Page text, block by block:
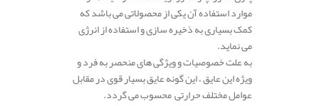
موارد استفاده آن یکی از محصولاتی می باشد که
کمک بسیاری به ذخیره سازی و استفاده از انرژی
می نماید.
به علت خصوصیات و ویژگی های منحصر به فرد و
ویژه این عایق ، این گونه عایق بسیار قوی در مقابل
عوامل مختلف حرارتی محسوب می گردد.